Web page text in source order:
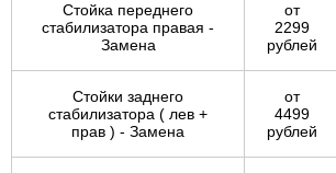
Стойка переднего
стабилизатора правая -
Замена
от
2299
рублей
Стойки заднего
стабилизатора ( лев +
прав ) - Замена
от
4499
рублей